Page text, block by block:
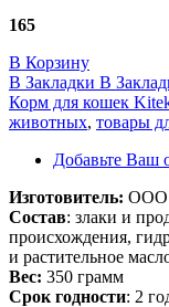
165
В Корзину
В Закладки В
Корм для кошек
животных, товары
Добавьте Ваш
Изготовитель: ООО
Состав: злаки и
происхождения,
и растительное
Вес: 350 грамм
Срок годности: 2